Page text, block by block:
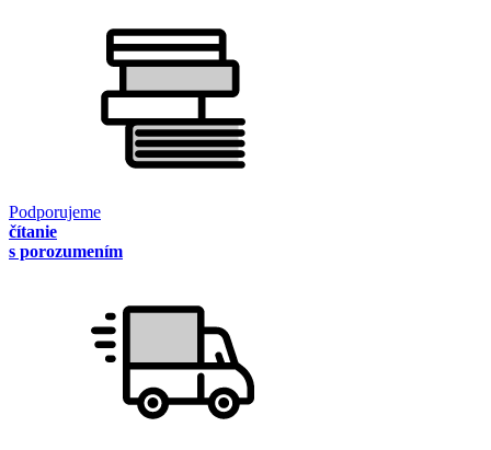
Podporujeme
čítanie
s porozumením